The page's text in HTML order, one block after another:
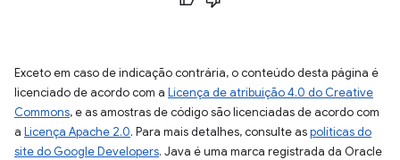
Exceto em caso de indicação contrária, o conteúdo desta página é
licenciado de acordo com a Licença de atribuição 4.0 do Creative
Commons, e as amostras de código são licenciadas de acordo com
a Licença Apache 2.0. Para mais detalhes, consulte aspolíticas do
site do Google Developers. Java é uma marca registrada da Oracle